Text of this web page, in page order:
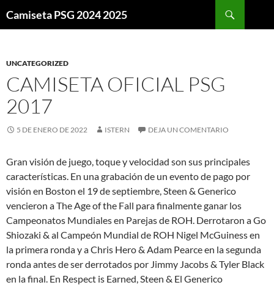
Camiseta PSG 2024 2025
UNCATEGORIZED
CAMISETA OFICIAL PSG
2017
5 DE ENERO DE 2022 ISTERN DEJA UN COMENTARIO
Gran visión de juego, toque y velocidad son sus principales
características. En una grabación de un evento de pago por
visión en Boston el 19 de septiembre, Steen & Generico
vencieron a The Age of the Fall para finalmente ganar los
Campeonatos Mundiales en Parejas de ROH. Derrotaron a Go
Shiozaki & al Campeón Mundial de ROH Nigel McGuiness en
la primera ronda y a Chris Hero & Adam Pearce en la segunda
ronda antes de ser derrotados por Jimmy Jacobs & Tyler Black
en la final. En Respect is Earned, Steen & El Generico